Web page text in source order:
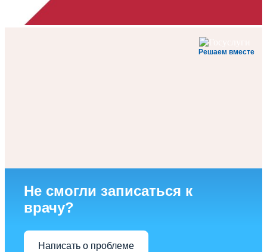
Решаем вместе
Не смогли записаться к
врачу?
Написать о проблеме